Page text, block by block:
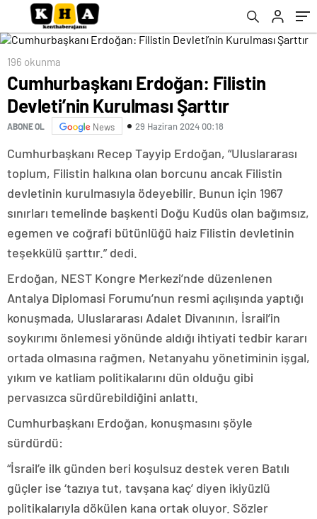
196 okunma
Cumhurbaşkanı Erdoğan: Filistin
Devleti’nin Kurulması Şarttır
ABONE OL News 29 Haziran 2024 00:18
Cumhurbaşkanı Recep Tayyip Erdoğan, “Uluslararası
toplum, Filistin halkına olan borcunu ancak Filistin
devletinin kurulmasıyla ödeyebilir. Bunun için 1967
sınırları temelinde başkenti Doğu Kudüs olan bağımsız,
egemen ve coğrafi bütünlüğü haiz Filistin devletinin
teşekkülü şarttır.” dedi.
Erdoğan, NEST Kongre Merkezi’nde düzenlenen
Antalya Diplomasi Forumu’nun resmi açılışında yaptığı
konuşmada, Uluslararası Adalet Divanının, İsrail’in
soykırımı önlemesi yönünde aldığı ihtiyati tedbir kararı
ortada olmasına rağmen, Netanyahu yönetiminin işgal,
yıkım ve katliam politikalarını dün olduğu gibi
pervasızca sürdürebildiğini anlattı.
Cumhurbaşkanı Erdoğan, konuşmasını şöyle
sürdürdü:
“İsrail’e ilk günden beri koşulsuz destek veren Batılı
güçler ise ‘tazıya tut, tavşana kaç’ diyen ikiyüzlü
politikalarıyla dökülen kana ortak oluyor. Sözler